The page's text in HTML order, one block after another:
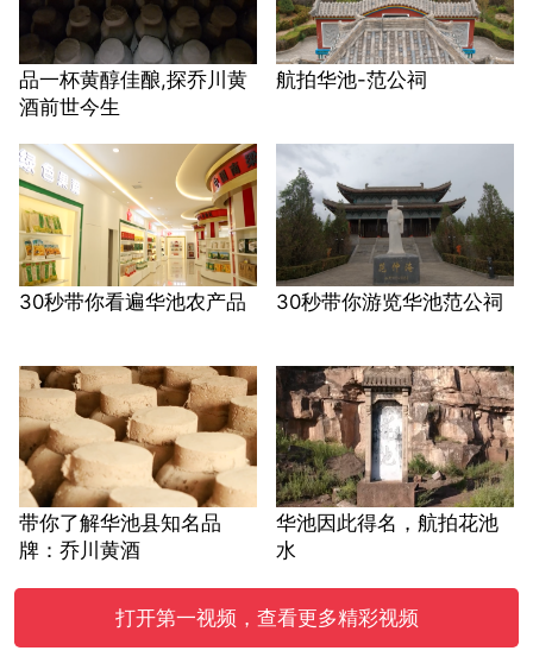
品一杯黄醇佳酿,探乔川黄
酒前世今生
航拍华池-范公祠
30秒带你看遍华池农产品 30秒带你游览华池范公祠
带你了解华池县知名品
牌：乔川黄酒
华池因此得名，航拍花池
水
打开第一视频，查看更多精彩视频